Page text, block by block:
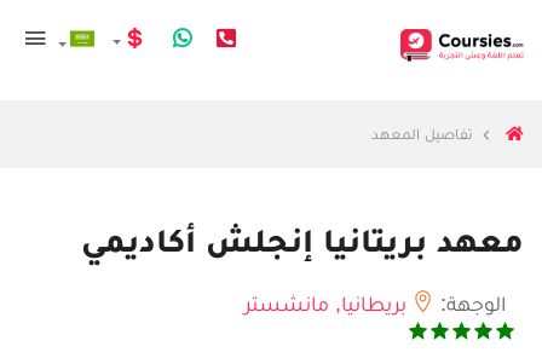
تفاصيل المعهد
معهد بريتانيا إنجلش أكاديمي
الوجهة: بريطانيا, مانشستر